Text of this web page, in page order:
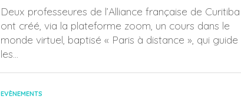
Deux professeures de l’Alliance française de Curitiba
ont créé, via la plateforme zoom, un cours dans le
monde virtuel, baptisé « Paris à distance », qui guide
les...
EVÈNEMENTS